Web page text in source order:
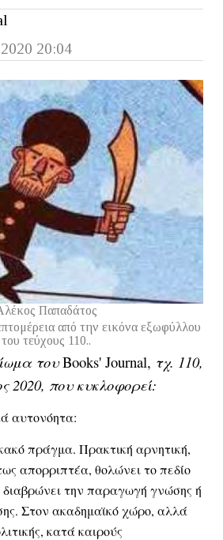
2020 20:04
Παπαδάτος
από την εικόνα εξωφύλλου
του τεύχους 110..
του Books' Journal, τχ. 110,
2020, που κυκλοφορεί:
αυτονόητα:
πράγμα. Πρακτική αρνητική,
απορριπτέα, θολώνει το πεδίο
διαβρώνει την παραγωγή γνώσης ή
Στον ακαδημαϊκό χώρο, αλλά
κατά καιρούς